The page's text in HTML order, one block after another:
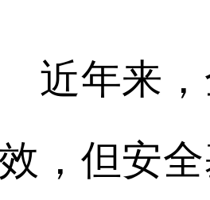
年来，
，但安